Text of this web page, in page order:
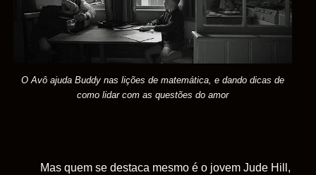
O Avô ajuda Buddy nas lições de matemática, e dando dicas de
como lidar com as questões do amor
Mas quem se destaca mesmo é o jovem Jude Hill,